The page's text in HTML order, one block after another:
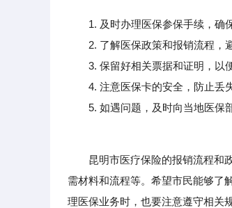
1. 及时办理医保参保手续，确
2. 了解医保政策和报销流程，避
3. 保留好相关票据和证明，以便
4. 注意医保卡的安全，防止丢失
5. 如遇问题，及时向当地医保部
昆明市医疗保险的报销流程和政
需材料和流程等。希望市民能够了
理医保业务时，也要注意遵守相关